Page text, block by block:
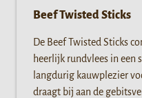
Beef Twisted Sticks
De Beef Twisted Sticks
heerlijk rundvlees in een
langdurig kauwplezier
draagt bij aan de